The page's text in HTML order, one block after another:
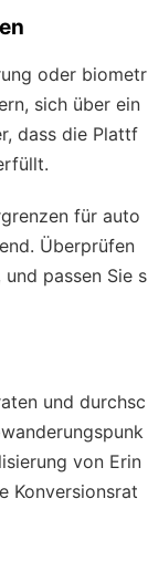
oder biometr
sich über ein
dass die Plattf
für auto
Überprüfen
passen Sie s
und durchsc
von Erin
Konversionsrat